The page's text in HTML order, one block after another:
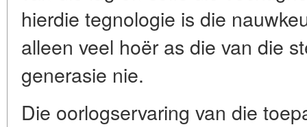
hierdie tegnologie is die
alleen veel hoër as die van die
generasie nie.
Die oorlogservaring van die